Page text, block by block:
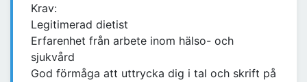
Krav:
Legitimerad dietist
Erfarenhet från arbete inom hälso- och
sjukvård
God förmåga att uttrycka dig i tal och skrift på